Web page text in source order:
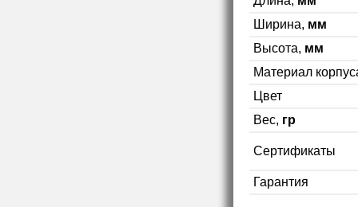
Ширина, мм
Высота, мм
Материал
Цвет
Вес, гр
Сертификаты
Гарантия